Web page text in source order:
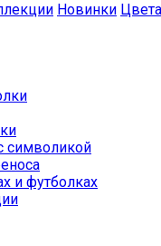
Новинки Цвета
символикой
и футболках